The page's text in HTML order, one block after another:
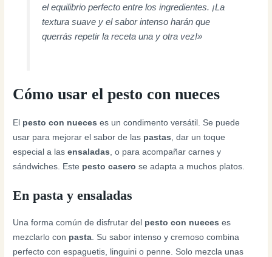
el equilibrio perfecto entre los ingredientes. ¡La
textura suave y el sabor intenso harán que
querrás repetir la receta una y otra vez!»
Cómo usar el pesto con nueces
El pesto con nueces es un condimento versátil. Se puede
usar para mejorar el sabor de las pastas , dar un toque
especial a lasensaladas , o para acompañar carnes y
sándwiches. Este pesto casero se adapta a muchos platos.
En pasta y ensaladas
Una forma común de disfrutar del pesto con nueces es
mezclarlo con pasta . Su sabor intenso y cremoso combina
perfecto con espaguetis, linguini o penne. Solo mezcla unas